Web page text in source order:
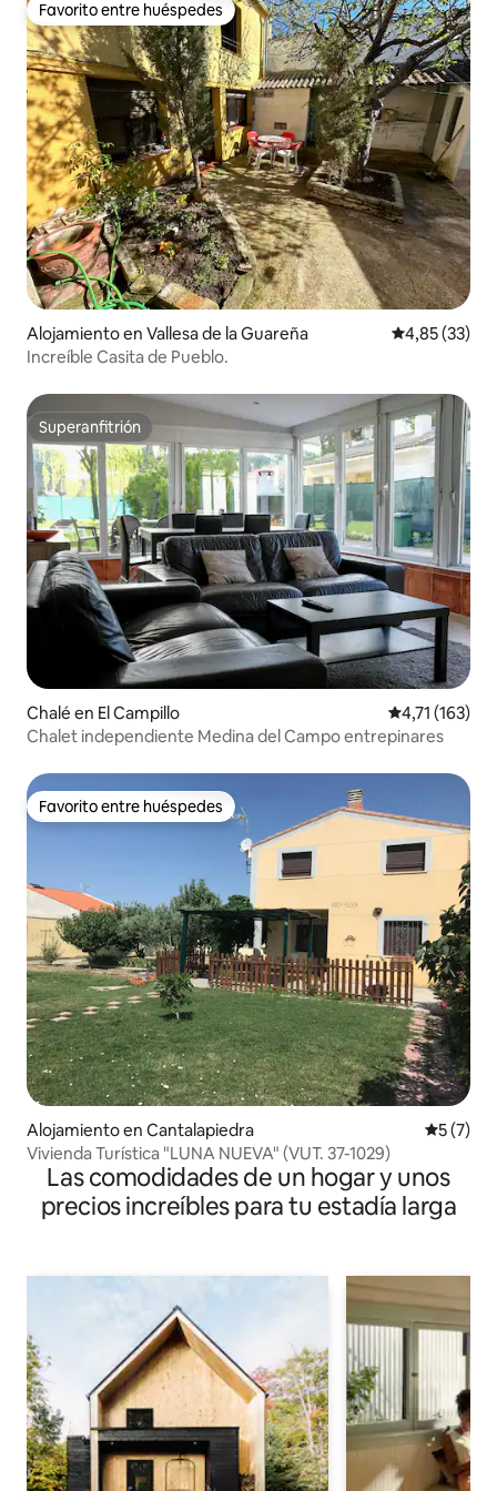
Favorito entre huéspedes
Favorito entre huéspedes
Alojamiento en Vallesa de la Guareña Calificación
4,85 (33)
Increíble Casita de Pueblo.
Superanfitrión
Superanfitrión
Chalé en El Campillo Calificación
4,71 (163)
Chalet independiente Medina del Campo entrepinares
Favorito entre huéspedes
Favorito entre huéspedes
Alojamiento en Cantalapiedra
5 (7)
Vivienda Turística "LUNA NUEVA" (VUT. 37-1029)
Las comodidades de un hogar y unos
precios increíbles para tu estadía larga